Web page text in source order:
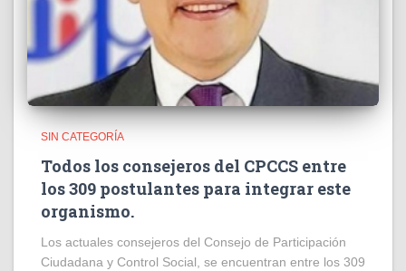
SIN CATEGORÍA
Todos los consejeros del CPCCS entre
los 309 postulantes para integrar este
organismo.
Los actuales consejeros del Consejo de Participación
Ciudadana y Control Social, se encuentran entre los 309